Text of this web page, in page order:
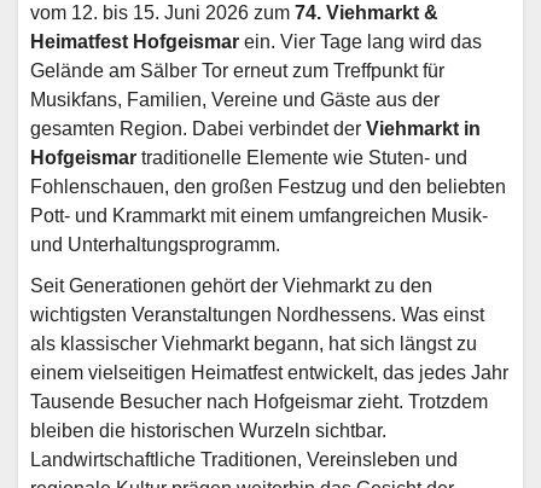
vom 12. bis 15. Juni 2026 zum 74. Viehmarkt &
Heimatfest Hofgeismar ein. Vier Tage lang wird das
Gelände am Sälber Tor erneut zum Treffpunkt für
Musikfans, Familien, Vereine und Gäste aus der
gesamten Region. Dabei verbindet der Viehmarkt in
Hofgeismar traditionelle Elemente wie Stuten- und
Fohlenschauen, den großen Festzug und den beliebten
Pott- und Krammarkt mit einem umfangreichen Musik-
und Unterhaltungsprogramm.
Seit Generationen gehört der Viehmarkt zu den
wichtigsten Veranstaltungen Nordhessens. Was einst
als klassischer Viehmarkt begann, hat sich längst zu
einem vielseitigen Heimatfest entwickelt, das jedes Jahr
Tausende Besucher nach Hofgeismar zieht. Trotzdem
bleiben die historischen Wurzeln sichtbar.
Landwirtschaftliche Traditionen, Vereinsleben und